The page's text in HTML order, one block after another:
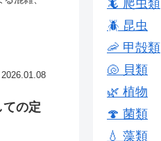
2026.01.08
の定
🦎 爬虫類
🪲 昆虫
🦐 甲殻類
🐚 貝類
🌿 植物
🍄 菌類
💧 藻類